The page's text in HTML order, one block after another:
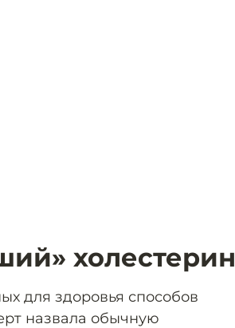
холестерин
для здоровья способов
назвала обычную